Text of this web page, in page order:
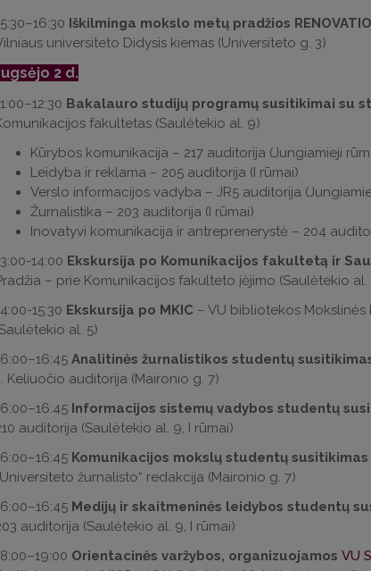
Iškilminga mokslo metų pradžios
universiteto Didysis kiemas (Universiteto g. 3)
2 d.
Bakalauro studijų programų susitikimai su
fakultetas (Saulėtekio al. 9)
Kūrybos komunikacija – 217 auditorija (Jungiamieji
Leidyba ir reklama – 205 auditorija (I rūmai)
Verslo informacijos vadyba – JR5 auditorija
Žurnalistika – 203 auditorija (I rūmai)
Inovatyvi komunikacija ir antreprenerystė – 204
14:00 Ekskursija po Komunikacijos fakultetą ir
– prie Komunikacijos fakulteto įėjimo (Saulėtekio al.
15:30 Ekskursija po MKIC – VU bibliotekos
al. 5)
Analitinės žurnalistikos studentų
Keliuočio auditorija (Maironio g. 7)
Informacijos sistemų vadybos studentų
auditorija (Saulėtekio al. 9, I rūmai)
Komunikacijos mokslų studentų
žurnalisto“ redakcija (Maironio g. 7)
Medijų ir skaitmeninės leidybos studentų
auditorija (Saulėtekio al. 9, I rūmai)
Orientacinės varžybos, organizuojamos VU